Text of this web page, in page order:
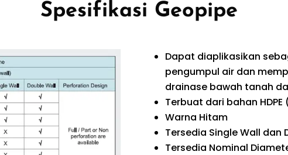
Spesifikasi Geopipe
Dapat diaplikasikan
pengumpul air dan
drainase bawah tanah
Terbuat dari bahan
Warna Hitam
Tersedia Single Wall dan
Tersedia Nominal